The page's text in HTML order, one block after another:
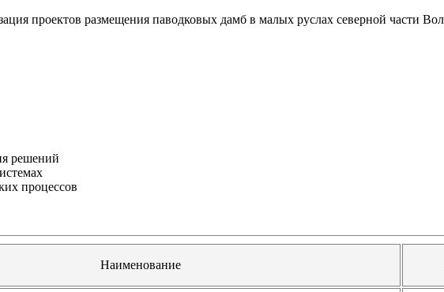
проектов размещения паводковых дамб в малых руслах северной части
решений
процессов
Наименование